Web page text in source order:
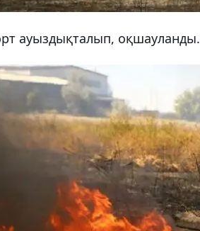
ауыздықталып, оқшауланды.